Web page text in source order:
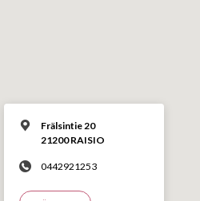
Frälsintie 20
21200 RAISIO
0442921253